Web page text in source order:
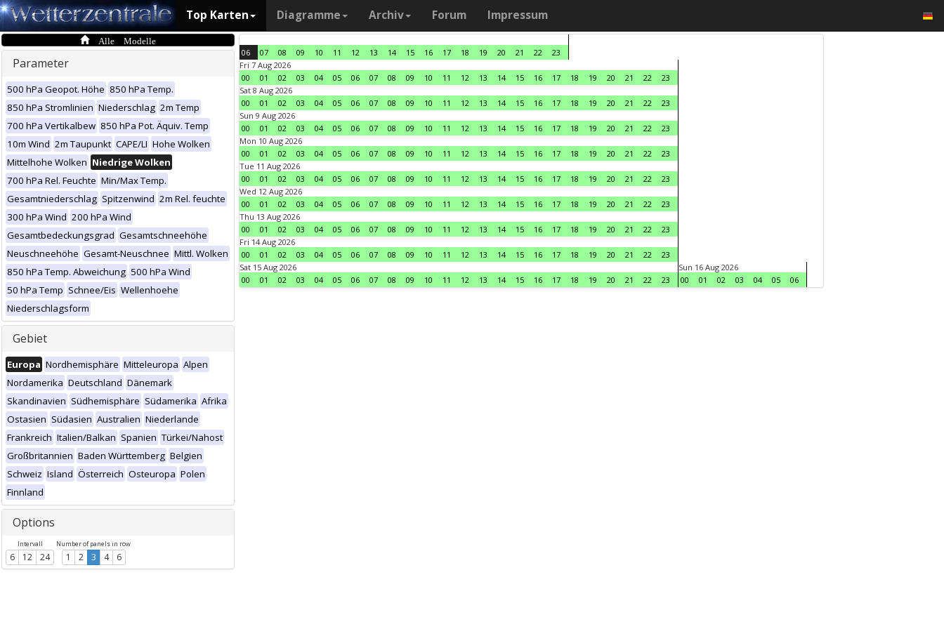
Top Karten Diagramme Archiv Forum Impressum
Alle Modelle
Parameter
500 hPa Geopot. Höhe 850 hPa Temp.
850 hPa Stromlinien Niederschlag 2m Temp
700 hPa Vertikalbew 850 hPa Pot. Äquiv. Temp
10m Wind 2m Taupunkt CAPE/LI Hohe Wolken
Mittelhohe Wolken Niedrige Wolken
700 hPa Rel. Feuchte Min/Max Temp.
Gesamtniederschlag Spitzenwind 2m Rel. feuchte
300 hPa Wind 200 hPa Wind
Gesamtbedeckungsgrad Gesamtschneehöhe
Neuschneehöhe Gesamt-Neuschnee Mittl. Wolken
850 hPa Temp. Abweichung 500 hPa Wind
50 hPa Temp Schnee/Eis Wellenhoehe
Niederschlagsform
Gebiet
Europa Nordhemisphäre Mitteleuropa Alpen
Nordamerika Deutschland Dänemark
Skandinavien Südhemisphäre Südamerika Afrika
Ostasien Südasien Australien Niederlande
Frankreich Italien/Balkan Spanien Türkei/Nahost
Großbritannien Baden Württemberg Belgien
Schweiz Island Österreich Osteuropa Polen
Finnland
Options
Intervall
6 12 24
Number of panels in row
1 2 3 4 6
06 07 08 09 10 11 12 13 14 15 16 17 18 19 20 21 22
23
Fri 7 Aug 2026
00
01 02 03 04 05 06 07 08 09 10 11 12 13 14 15 16 17 18 19 20 21 22
23
Sat 8 Aug 2026
00
01 02 03 04 05 06 07 08 09 10 11 12 13 14 15 16 17 18 19 20 21 22
23
Sun 9 Aug 2026
00
01 02 03 04 05 06 07 08 09 10 11 12 13 14 15 16 17 18 19 20 21 22
23
Mon 10 Aug 2026
00
01 02 03 04 05 06 07 08 09 10 11 12 13 14 15 16 17 18 19 20 21 22
23
Tue 11 Aug 2026
00
01 02 03 04 05 06 07 08 09 10 11 12 13 14 15 16 17 18 19 20 21 22
23
Wed 12 Aug 2026
00
01 02 03 04 05 06 07 08 09 10 11 12 13 14 15 16 17 18 19 20 21 22
23
Thu 13 Aug 2026
00
01 02 03 04 05 06 07 08 09 10 11 12 13 14 15 16 17 18 19 20 21 22
23
Fri 14 Aug 2026
00
01 02 03 04 05 06 07 08 09 10 11 12 13 14 15 16 17 18 19 20 21 22
23
Sat 15 Aug 2026
00
01 02 03 04 05 06 07 08 09 10 11 12 13 14 15 16 17 18 19 20 21 22 23
Sun 16 Aug 2026
00
01 02 03 04 05 06